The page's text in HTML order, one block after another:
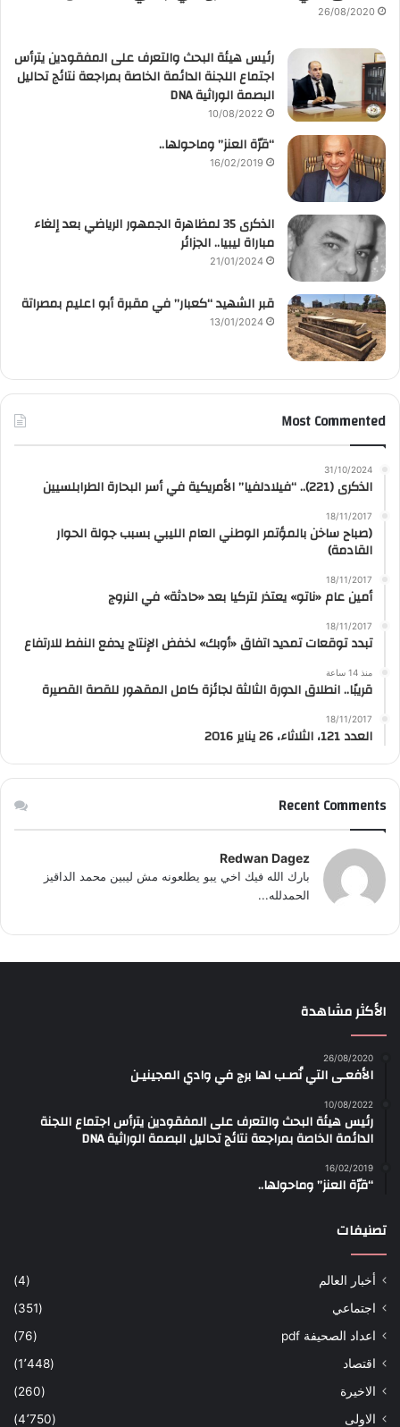
26/08/2020
رئيس هيئة البحث والتعرف على المفقودين يترأس
اجتماع اللجنة الدائمة الخاصة بمراجعة نتائج تحاليل
البصمة الوراثية DNA
10/08/2022
“قرّة العنز” وماحولها..
16/02/2019
الذكرى 35 لمظاهرة الجمهور الرياضي بعد إلغاء
مباراة ليبيا.. الجزائر
21/01/2024
قبر الشهيد “كعبار” في مقبرة أبو اعليم بمصراتة
13/01/2024
Most Commented
31/10/2024
الذكرى (221).. “فيلادلفيا” الأمريكية في أسر البحارة الطرابلسيين
18/11/2017
(صباح ساخن بالمؤتمر الوطني العام الليبي بسبب جولة الحوار
القادمة)
18/11/2017
أمين عام «ناتو» يعتذر لتركيا بعد «حادثة» في النروج
18/11/2017
تبدد توقعات تمديد اتفاق «أوبك» لخفض الإنتاج يدفع النفط للارتفاع
منذ 14 ساعة
قريبًا.. انطلاق الدورة الثالثة لجائزة كامل المقهور للقصة القصيرة
18/11/2017
العدد 121، الثلاثاء، 26 يناير 2016
Recent Comments
Redwan Dagez
بارك الله فيك اخي يبو يطلعونه مش ليبين محمد الداقيز
الحمدلله...
الأكثر مشاهدة
26/08/2020
الأفعـى التي نُصـب لها برج في وادي المجينيـن
10/08/2022
رئيس هيئة البحث والتعرف على المفقودين يترأس اجتماع اللجنة
الدائمة الخاصة بمراجعة نتائج تحاليل البصمة الوراثية DNA
16/02/2019
“قرّة العنز” وماحولها..
تصنيفات
أخبار العالم
(4)
اجتماعي
(351)
اعداد الصحيفة pdf
(76)
اقتصاد
(1٬448)
الاخيرة
(260)
الاولى
(4٬750)